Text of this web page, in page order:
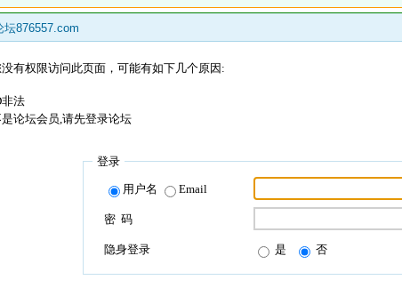
坛876557.com
有权限访问此页面，可能有如下几个原因:
法
论坛会员,请先登录论坛
登录
用户名 Email
密 码
隐身登录 是 否